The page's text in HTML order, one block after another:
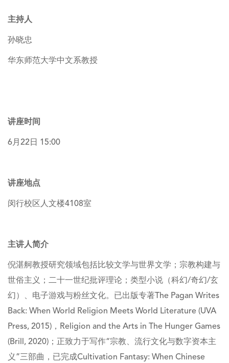
主持人
孙晓忠
华东师范大学中文系教授
讲座时间
6月22日 15:00
讲座地点
闵行校区人文楼4108室
主讲人简介
倪湛舸教授研究领域包括比较文学与世界文学；宗教构建与
世俗主义
；二十一世纪批评理论；类型小说（科幻/奇幻/玄
幻）、电子游戏与粉丝文化。已出版专著The Pagan Writes
Back: When World Religion Meets World Literature (UVA
Press, 2015)，Religion and the Arts in The Hunger Games
(Brill, 2020)；正致力于写作“宗教、流行文化与数字资本主
义 ”三部曲，已完成Cultivation Fantasy: When Chinese